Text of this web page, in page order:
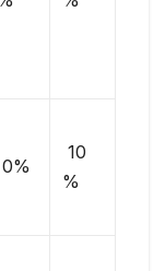
0%
10
%